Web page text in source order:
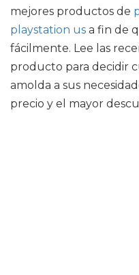
mejores productos de
playstation us a fin de
fácilmente. Lee las
producto para decidir
amolda a sus
precio y el mayor